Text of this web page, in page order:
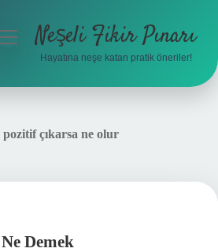
Neşeli Fikir Pınarı
Hayatına neşe katan pratik öneriler!
çıkarsa ne olur
Demek